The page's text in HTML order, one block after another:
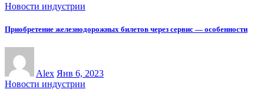
Новости индустрии
Приобретение железнодорожных билетов через сервис — особенности
Alex Янв 6, 2023
Новости индустрии